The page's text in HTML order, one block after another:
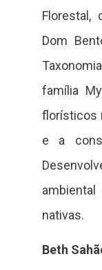
Florestal,
Dom
família
florísticos
e a
nativas.
Beth